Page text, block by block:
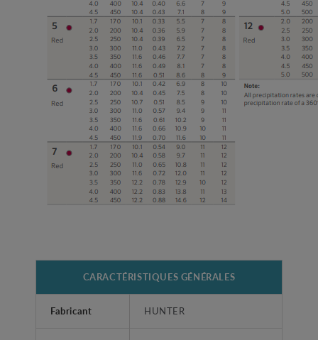
CARACTÉRISTIQUES GÉNÉRALES
Fabricant HUNTER